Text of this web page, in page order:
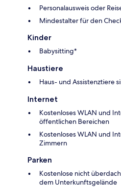
Personalausweis oder
Mindestalter für den
Kinder
Babysitting*
Haustiere
Haus- und Assistenztiere
Internet
Kostenloses WLAN und
öffentlichen Bereichen
Kostenloses WLAN und
Zimmern
Parken
Kostenlose nicht
dem Unterkunftsgelände